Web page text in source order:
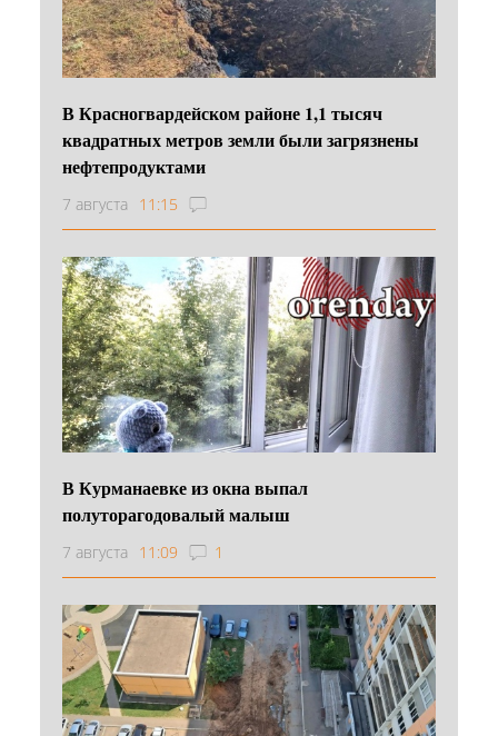
В Красногвардейском районе 1,1 тысяч
квадратных метров земли были загрязнены
нефтепродуктами
7 августа 11:15
В Курманаевке из окна выпал
полуторагодовалый малыш
7 августа 11:09 1